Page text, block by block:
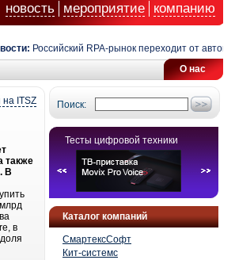
новость мероприятие компанию
Российский RPA-рынок переходит от
О нас
Поиск:
Тесты цифровой техники
Каталог компаний
СмартексСофт
Кит-системс
на ITSZ
также
В
в